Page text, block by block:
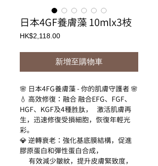
日本4GF養膚藻 10mlx3枝
HK$2,118.00價
新增至購物車
🌸 日本4FG養膚藻 - 你的肌膚守護者 🌸
💧 高效修復：融合 融合EFG、FGF、
HGF、KGF及4種胜肽， 激活肌膚再
生，迅速修復受損細胞，恢復年輕光
彩。
💎 逆轉衰老：強化基底膜結構，促進
膠原蛋白和彈性蛋白合成，
有效減少皺紋，提升皮膚緊致度，